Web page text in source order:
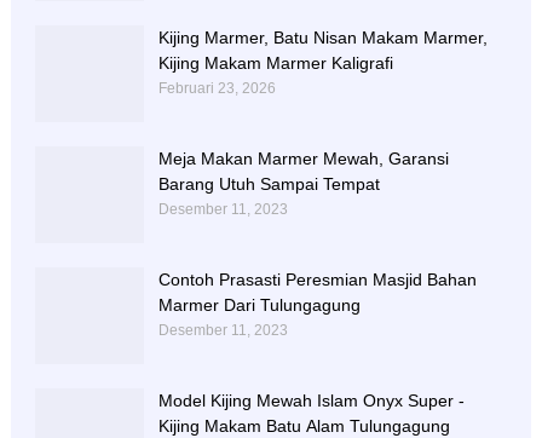
Kijing Marmer, Batu Nisan Makam Marmer,
Kijing Makam Marmer Kaligrafi
Februari 23, 2026
Meja Makan Marmer Mewah, Garansi
Barang Utuh Sampai Tempat
Desember 11, 2023
Contoh Prasasti Peresmian Masjid Bahan
Marmer Dari Tulungagung
Desember 11, 2023
Model Kijing Mewah Islam Onyx Super -
Kijing Makam Batu Alam Tulungagung